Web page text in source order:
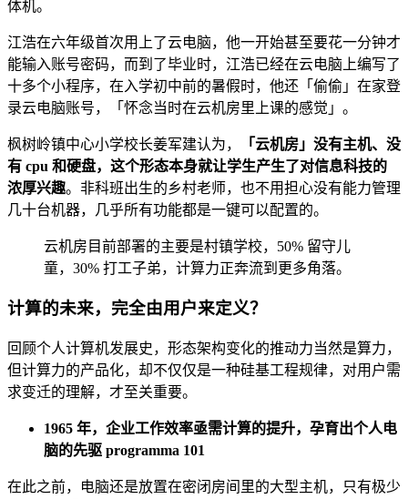
体机。
江浩在六年级首次用上了云电脑，他一开始甚至要花一分钟才
能输入账号密码，而到了毕业时，江浩已经在云电脑上编写了
⼗多个⼩程序，在入学初中前的暑假时，他还「偷偷」在家登
录云电脑账号，「怀念当时在云机房里上课的感觉」。
枫树岭镇中心小学校长姜军建认为，
「云机房」没有主机、没
有 cpu 和硬盘，这个形态本身就让学生产生了对信息科技的
浓厚兴趣。非科班出生的乡村老师，也不用担心没有能力管理
几十台机器，几乎所有功能都是一键可以配置的。
云机房目前部署的主要是村镇学校，50% 留守儿
童，30% 打工子弟，计算力正奔流到更多角落。
计算的未来，完全由用户来定义？
回顾个人计算机发展史，形态架构变化的推动力当然是算力，
但计算力的产品化，却不仅仅是一种硅基工程规律，对用户需
求变迁的理解，才至关重要。
1965 年，企业工作效率亟需计算的提升，孕育出个人电
脑的先驱 programma 101
在此之前，电脑还是放置在密闭房间里的大型主机，只有极少